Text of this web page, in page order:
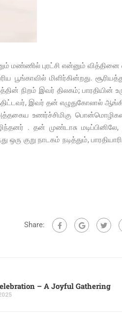
மண்ணில் புரட்சி என்னும் வித்தினை
பூங்காவில் மிளிர்கின்றது.
நிறம் இவர் திலகம்; பாரதியின்
இவர் தன் எழுதுகோலால்
உணர்ச்சிமிகு
. தன் முண்டாசு மடிப்பினிலே,
குறு நாடகம் நடித்தும்,
Share:
– A Joyful Gathering